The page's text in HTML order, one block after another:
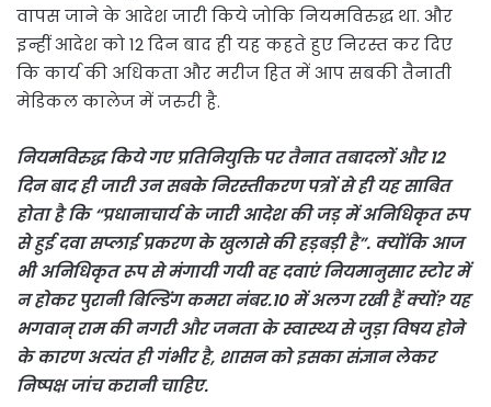
वापस जाने के आदेश जारी किये जोकि नियमविरुद्ध था. और
इन्हीं आदेश को 12 दिन बाद ही यह कहते हुए निरस्त कर दिए
कि कार्य की अधिकता और मरीज हित में आप सबकी तैनाती
मेडिकल कालेज में जरुरी है.
नियमविरुद्ध किये गए प्रतिनियुक्ति पर तैनात तबादलों और 12
दिन बाद ही जारी उन सबके निरस्तीकरण पत्रों से ही यह साबित
होता है कि “प्रधानाचार्य के जारी आदेश की जड़ में अनिधिकृत रूप
से हुई दवा सप्लाई प्रकरण के खुलासे की हड़बड़ी है”. क्योंकि आज
भी अनिधिकृत रूप से मंगायी गयी वह दवाएं नियमानुसार स्टोर में
न होकर पुरानी बिल्डिंग कमरा नंबर.10 में अलग रखी हैं क्यों? यह
भगवान् राम की नगरी और जनता के स्वास्थ्य से जुड़ा विषय होने
के कारण अत्यंत ही गंभीर है, शासन को इसका संज्ञान लेकर
निष्पक्ष जांच करानी चाहिए.